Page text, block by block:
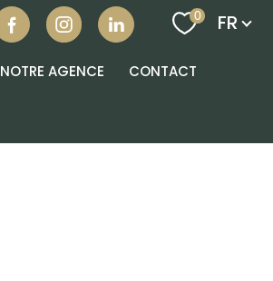
0 FR
NOTRE AGENCE CONTACT